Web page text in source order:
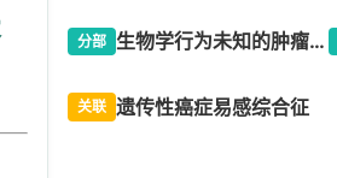
分部 生物学行为未知的肿瘤，除外淋巴、造血、中枢神经系统或相关组织
关联 遗传性癌症易感综合征